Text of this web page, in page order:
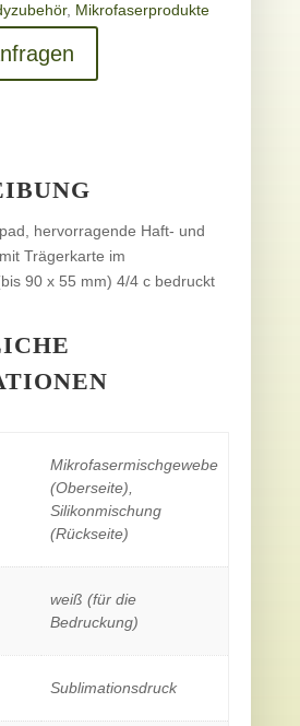
, Mikrofaserprodukte
hervorragende Haft- und
Trägerkarte im
90 x 55 mm) 4/4 c bedruckt
Mikrofasermischgewebe
(Oberseite),
Silikonmischung
(Rückseite)
weiß (für die
Bedruckung)
Sublimationsdruck